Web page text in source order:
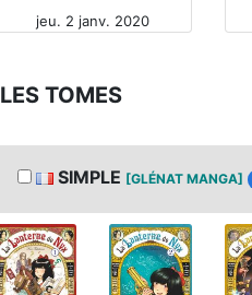
MANGA
jeu. 2 janv. 2020
LES TOMES
SIMPLE [GLÉNAT MANGA]